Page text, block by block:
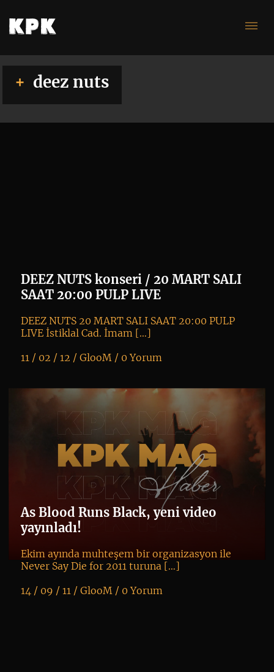
deez nuts
DEEZ NUTS konseri / 20 MART SALI
SAAT 20:00 PULP LIVE
DEEZ NUTS 20 MART SALI SAAT 20:00 PULP
LIVE İstiklal Cad. İmam […]
11 / 02 / 12 / GlooM/ 0 Yorum
As Blood Runs Black, yeni video
yayınladı!
Ekim ayında muhteşem bir organizasyon ile
Never Say Die for 2011 turuna […]
14 / 09 / 11 / GlooM/ 0 Yorum